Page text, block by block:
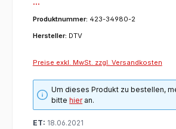
Produktnummer: 423-34980-2
Hersteller: DTV
Preise exkl. MwSt. zzgl. Versandkosten
Um dieses Produkt zu bestellen,
bittehieran.
ET: 18.06.2021